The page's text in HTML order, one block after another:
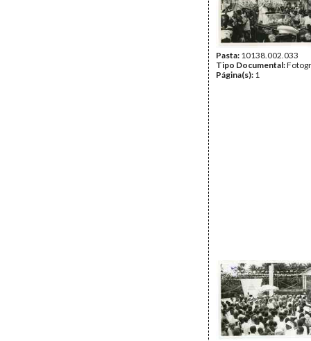
Pasta: 10138.002.033
Tipo Documental:
Página(s): 1